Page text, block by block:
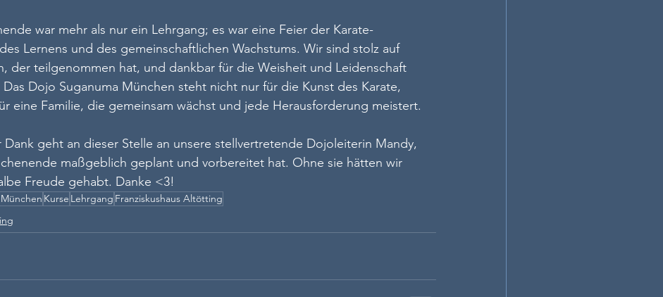
war mehr als nur ein Lehrgang; es war eine Feier der Karate-
Lernens und des gemeinschaftlichen Wachstums. Wir sind stolz auf
der teilgenommen hat, und dankbar für die Weisheit und Leidenschaft
Das Dojo Suganuma München steht nicht nur für die Kunst des Karate,
eine Familie, die gemeinsam wächst und jede Herausforderung meistert.
Dank geht an dieser Stelle an unsere stellvertretende Dojoleiterin Mandy,
maßgeblich geplant und vorbereitet hat. Ohne sie hätten wir
Freude gehabt. Danke <3!
Kurse Lehrgang Franziskushaus Altötting